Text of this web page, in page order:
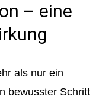
– eine
als nur ein
bewusster Schritt